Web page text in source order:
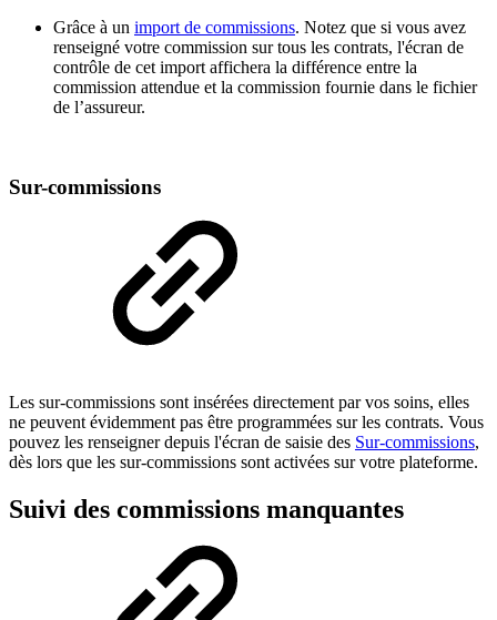
Grâce à un import de commissions. Notez que si vous avez
renseigné votre commission sur tous les contrats, l'écran de
contrôle de cet import affichera la différence entre la
commission attendue et la commission fournie dans le fichier
de l’assureur.
Sur-commissions
Les sur-commissions sont insérées directement par vos soins, elles
ne peuvent évidemment pas être programmées sur les contrats. Vous
pouvez les renseigner depuis l'écran de saisie des Sur-commissions,
dès lors que les sur-commissions sont activées sur votre plateforme.
Suivi des commissions manquantes